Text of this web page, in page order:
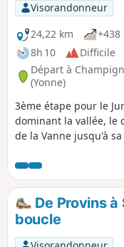
Visorandonneur
24,22 km
+438
8h 10
Difficile
Départ à
(Yonne)
3ème étape pour le
dominant la vallée, le
de la Vanne jusqu'à
gauche pour aboutir à
bois, redescend sur
Martin-du-Tertre
redescendre par un
Sens, ambiances et
De Provins
boucle